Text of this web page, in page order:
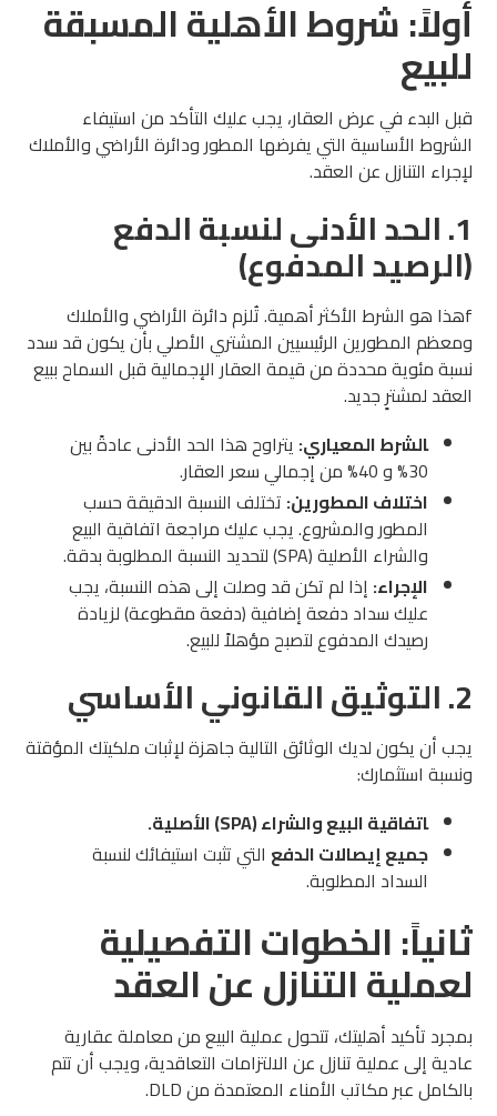
أولاً: شروط الأهلية المسبقة
للبيع
قبل البدء في عرض العقار، يجب عليك التأكد من استيفاء
الشروط الأساسية التي يفرضها المطور ودائرة الأراضي والأملاك
لإجراء التنازل عن العقد.
1. الحد الأدنى لنسبة الدفع
(الرصيد المدفوع)
fهذا هو الشرط الأكثر أهمية. تُلزم دائرة الأراضي والأملاك
ومعظم المطورين الرئيسيين المشتري الأصلي بأن يكون قد سدد
نسبة مئوية محددة من قيمة العقار الإجمالية قبل السماح ببيع
العقد لمشترٍ جديد.
الشرط المعياري: يتراوح هذا الحد الأدنى عادةً بين
30% و 40% من إجمالي سعر العقار.
اختلاف المطورين: تختلف النسبة الدقيقة حسب
المطور والمشروع. يجب عليك مراجعة اتفاقية البيع
والشراء الأصلية (SPA) لتحديد النسبة المطلوبة بدقة.
الإجراء: إذا لم تكن قد وصلت إلى هذه النسبة، يجب
عليك سداد دفعة إضافية (دفعة مقطوعة) لزيادة
رصيدك المدفوع لتصبح مؤهلاً للبيع.
2. التوثيق القانوني الأساسي
يجب أن يكون لديك الوثائق التالية جاهزة لإثبات ملكيتك المؤقتة
ونسبة استثمارك:
اتفاقية البيع والشراء (SPA) الأصلية.
جميع إيصالات الدفع التي تثبت استيفائك لنسبة
السداد المطلوبة.
ثانياً: الخطوات التفصيلية
لعملية التنازل عن العقد
بمجرد تأكيد أهليتك، تتحول عملية البيع من معاملة عقارية
عادية إلى عملية تنازل عن الالتزامات التعاقدية، ويجب أن تتم
بالكامل عبر مكاتب الأمناء المعتمدة من DLD.